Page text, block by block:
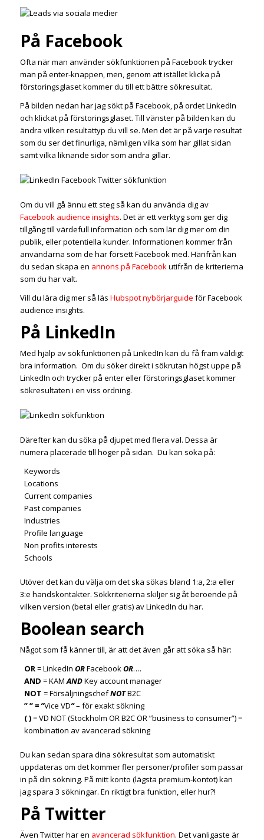
På Facebook
Ofta när man använder sökfunktionen på Facebook trycker
man på enter-knappen, men, genom att istället klicka på
förstoringsglaset kommer du till ett bättre sökresultat.
På bilden nedan har jag sökt på Facebook, på ordet LinkedIn
och klickat på förstoringsglaset. Till vänster på bilden kan du
ändra vilken resultattyp du vill se. Men det är på varje resultat
som du ser det finurliga, nämligen vilka som har gillat sidan
samt vilka liknande sidor som andra gillar.
Om du vill gå ännu ett steg så kan du använda dig av
Facebook audience insights. Det är ett verktyg som ger dig
tillgång till värdefull information och som lär dig mer om din
publik, eller potentiella kunder. Informationen kommer från
användarna som de har försett Facebook med. Härifrån kan
du sedan skapa en annons på Facebookutifrån de kriterierna
som du har valt.
Vill du lära dig mer så läs Hubspot nybörjarguide för Facebook
audience insights.
På LinkedIn
Med hjälp av sökfunktionen på LinkedIn kan du få fram väldigt
bra information. Om du söker direkt i sökrutan högst uppe på
LinkedIn och trycker på enter eller förstoringsglaset kommer
sökresultaten i en viss ordning.
Därefter kan du söka på djupet med flera val. Dessa är
numera placerade till höger på sidan. Du kan söka på:
Keywords
Locations
Current companies
Past companies
Industries
Profile language
Non profits interests
Schools
Utöver det kan du välja om det ska sökas bland 1:a, 2:a eller
3:e handskontakter. Sökkriterierna skiljer sig åt beroende på
vilken version (betal eller gratis) av LinkedIn du har.
Boolean search
Något som få känner till, är att det även går att söka så här:
OR= LinkedIn ORFacebookOR….
AND = KAMANDKey account manager
NOT = FörsäljningschefNOTB2C
” ”= ”Vice VD”– för exakt sökning
( )= VD NOT (Stockholm OR B2C OR ”business to consumer”) =
kombination av avancerad sökning
Du kan sedan spara dina sökresultat som automatiskt
uppdateras om det kommer fler personer/profiler som passar
in på din sökning. På mitt konto (lägsta premium-kontot) kan
jag spara 3 sökningar. En riktigt bra funktion, eller hur?!
På Twitter
Även Twitter har en avancerad sökfunktion. Det vanligaste är